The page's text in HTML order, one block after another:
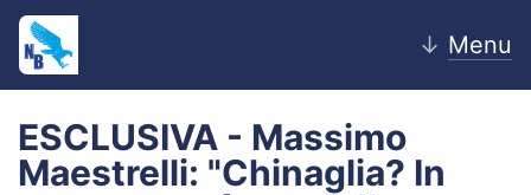
↓ Menu
ESCLUSIVA - Massimo
Maestrelli: "Chinaglia? In